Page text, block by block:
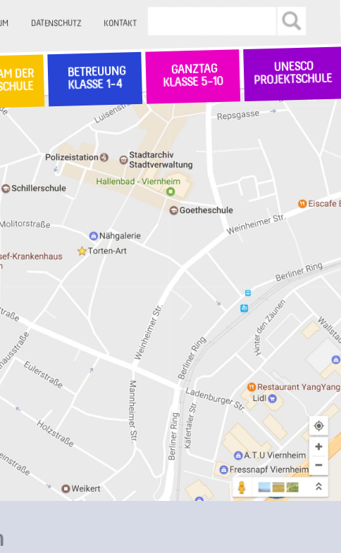
DATENSCHUTZ KONTAKT
DER BETREUUNG
KLASSE 1-4
GANZTAG
KLASSE 5-10
UNESCO
PROJEKTSCHULE